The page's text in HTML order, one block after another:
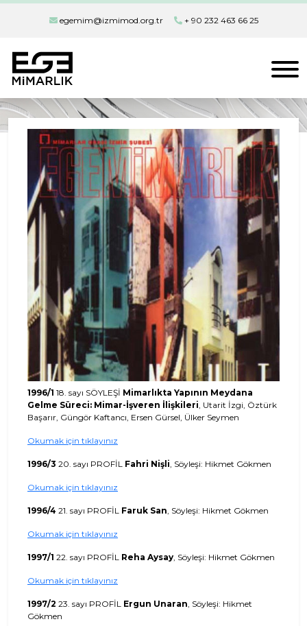
egemim@izmimod.org.tr + 90 232 463 66 25
1996/1 18. sayı SÖYLEŞİ Mimarlıkta Yapının Meydana
Gelme Süreci: Mimar-İşveren İlişkileri, Utarit İzgi, Öztürk
Başarır, Güngör Kaftancı, Ersen Gürsel, Ülker Seymen
Okumak için tıklayınız
1996/3 20. sayı PROFİL Fahri Nişli, Söyleşi: Hikmet Gökmen
Okumak için tıklayınız
1996/4 21. sayı PROFİL Faruk San, Söyleşi: Hikmet Gökmen
Okumak için tıklayınız
1997/1 22. sayı PROFİL Reha Aysay, Söyleşi: Hikmet Gökmen
Okumak için tıklayınız
1997/2 23. sayı PROFİL Ergun Unaran, Söyleşi: Hikmet
Gökmen